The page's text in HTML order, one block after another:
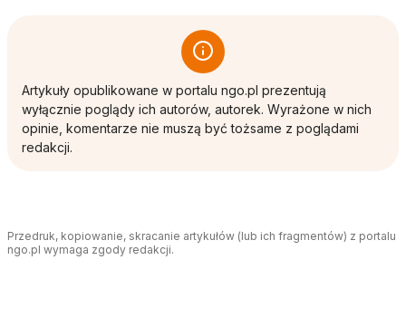
Artykuły opublikowane w portalu ngo.pl prezentują
wyłącznie poglądy ich autorów, autorek. Wyrażone w nich
opinie, komentarze nie muszą być tożsame z poglądami
redakcji.
Przedruk, kopiowanie, skracanie artykułów (lub ich fragmentów) z portalu
ngo.pl wymaga zgody redakcji.